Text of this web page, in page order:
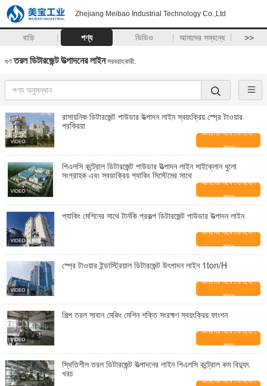
Zhejiang Meibao Industrial Technology Co.,Ltd
বাড়ি পণ্য ভিডিও আমাদের সম্বন্ধে >>
গুণতরল ডিটারজেন্ট উত্পাদনের লাইনসরবরাহকারী.
রাসায়নিক ডিটারজেন্ট পাউডার উত্পাদন লাইন স্বয়ংক্রিয় স্প্রে টাওয়ার
প্রক্রিয়া
আমাদের সাথে যোগাযোগ
করুন
পিএলসি কন্ট্রোল ডিটারজেন্ট পাউডার উত্পাদন লাইন সাইক্লোন ধুলো
সংগ্রাহক এবং স্বয়ংক্রিয় প্যাকিং সিস্টেমের সাথে
আমাদের সাথে যোগাযোগ
করুন
প্যাকিং মেশিনের সাথে টার্নকি প্রকল্প ডিটারজেন্ট পাউডার উত্পাদন লাইন
আমাদের সাথে যোগাযোগ
করুন
স্প্রে টাওয়ার ইন্ডাস্ট্রিয়াল ডিটারজেন্ট উৎপাদন লাইন 1ton/H
আমাদের সাথে যোগাযোগ
করুন
শিল্প তরল সাবান মেকিং মেশিন শক্তি সংরক্ষণ স্বয়ংক্রিয় ফাংশন
আমাদের সাথে যোগাযোগ
করুন
স্থিতিশীল তরল ডিটারজেন্ট উত্পাদনের লাইন পিএলসি কন্ট্রোল কম বিদ্যুৎ
খরচ
আমাদের সাথে যোগাযোগ